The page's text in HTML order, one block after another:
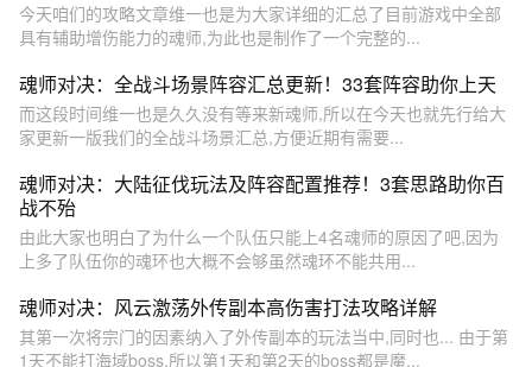
今天咱们的攻略文章维一也是为大家详细的汇总了目前游戏中全部
具有辅助增伤能力的魂师,为此也是制作了一个完整的...
魂师对决：全战斗场景阵容汇总更新！33套阵容助你上天
而这段时间维一也是久久没有等来新魂师,所以在今天也就先行给大
家更新一版我们的全战斗场景汇总,方便近期有需要...
魂师对决：大陆征伐玩法及阵容配置推荐！3套思路助你百
战不殆
由此大家也明白了为什么一个队伍只能上4名魂师的原因了吧,因为
上多了队伍你的魂环也大概不会够虽然魂环不能共用...
魂师对决：风云激荡外传副本高伤害打法攻略详解
其第一次将宗门的因素纳入了外传副本的玩法当中,同时也... 由于第
1天不能打海域boss,所以第1天和第2天的boss都是魔...